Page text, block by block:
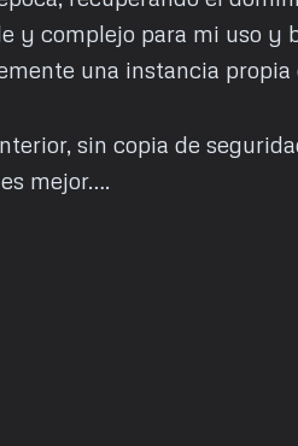
y complejo para mi uso
una instancia
sin copia de
mejor….